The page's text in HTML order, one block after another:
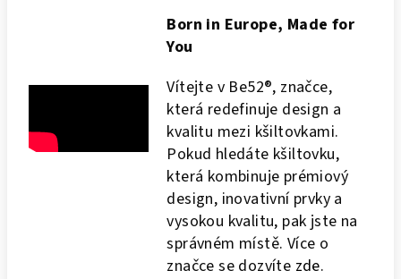
Born in Europe, Made for
You
Vítejte v Be52®, značce,
která redefinuje design a
kvalitu mezi kšiltovkami.
Pokud hledáte kšiltovku,
která kombinuje prémiový
design, inovativní prvky a
vysokou kvalitu, pak jste na
správném místě. Více o
značce se dozvíte zde.